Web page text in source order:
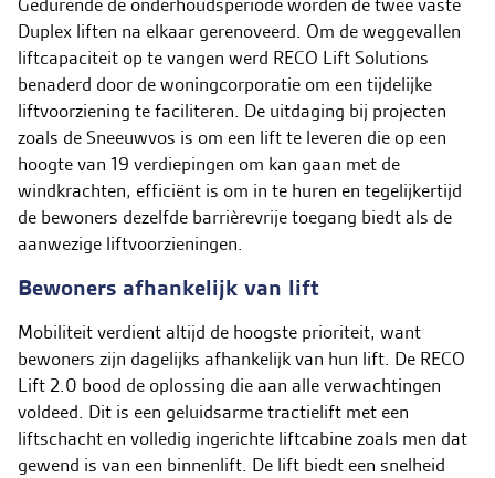
Duplex liften na elkaar gerenoveerd. Om de weggevallen
liftcapaciteit op te vangen werd RECO Lift Solutions
benaderd door de woningcorporatie om een tijdelijke
liftvoorziening te faciliteren. De uitdaging bij projecten
zoals de Sneeuwvos is om een lift te leveren die op een
hoogte van 19 verdiepingen om kan gaan met de
windkrachten, efficiënt is om in te huren en tegelijkertijd
de bewoners dezelfde barrièrevrije toegang biedt als de
aanwezige liftvoorzieningen.
Bewoners afhankelijk van lift
Mobiliteit verdient altijd de hoogste prioriteit, want
bewoners zijn dagelijks afhankelijk van hun lift. De RECO
Lift 2.0 bood de oplossing die aan alle verwachtingen
voldeed. Dit is een geluidsarme tractielift met een
liftschacht en volledig ingerichte liftcabine zoals men dat
gewend is van een binnenlift. De lift biedt een snelheid